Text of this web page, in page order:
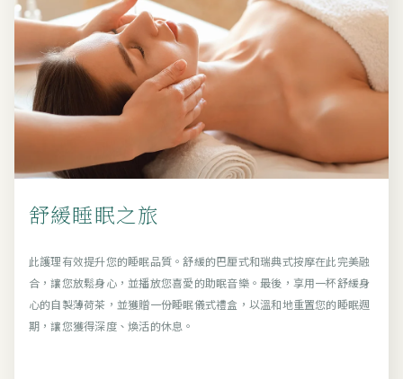
舒緩睡眠之旅
此護理有效提升您的睡眠品質。舒緩的巴厘式和瑞典式按摩在此完美融
合，讓您放鬆身心，並播放您喜愛的助眠音樂。最後，享用一杯舒緩身
心的自製薄荷茶，並獲贈一份睡眠儀式禮盒，以溫和地重置您的睡眠週
期，讓您獲得深度、煥活的休息。